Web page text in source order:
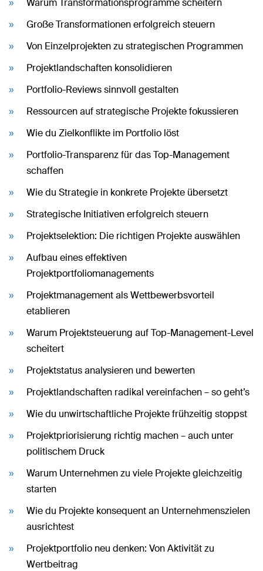
Warum Transformationsprogramme scheitern
Große Transformationen erfolgreich steuern
Von Einzelprojekten zu strategischen Programmen
Projektlandschaften konsolidieren
Portfolio-Reviews sinnvoll gestalten
Ressourcen auf strategische Projekte fokussieren
Wie du Zielkonflikte im Portfolio löst
Portfolio-Transparenz für das Top-Management
schaffen
Wie du Strategie in konkrete Projekte übersetzt
Strategische Initiativen erfolgreich steuern
Projektselektion: Die richtigen Projekte auswählen
Aufbau eines effektiven
Projektportfoliomanagements
Projektmanagement als Wettbewerbsvorteil
etablieren
Warum Projektsteuerung auf Top-Management-Level
scheitert
Projektstatus analysieren und bewerten
Projektlandschaften radikal vereinfachen – so geht’s
Wie du unwirtschaftliche Projekte frühzeitig stoppst
Projektpriorisierung richtig machen – auch unter
politischem Druck
Warum Unternehmen zu viele Projekte gleichzeitig
starten
Wie du Projekte konsequent an Unternehmenszielen
ausrichtest
Projektportfolio neu denken: Von Aktivität zu
Wertbeitrag